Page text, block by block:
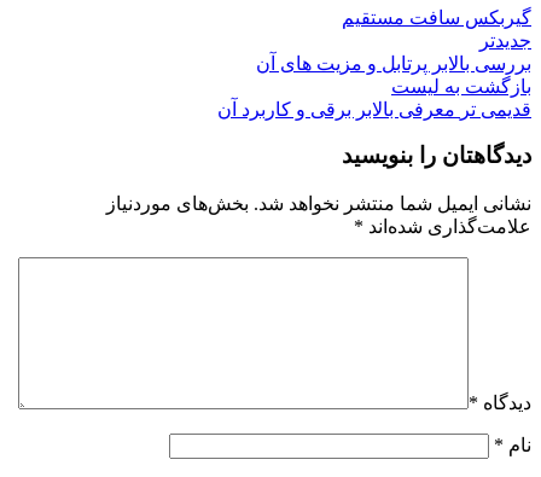
گیربکس سافت مستقیم
جدیدتر
بررسی بالابر پرتابل و مزیت های آن
بازگشت به لیست
قدیمی تر معرفی بالابر برقی و کاربرد آن
دیدگاهتان را بنویسید
نشانی ایمیل شما منتشر نخواهد شد. بخش‌های موردنیاز
علامت‌گذاری شده‌اند *
دیدگاه *
نام *